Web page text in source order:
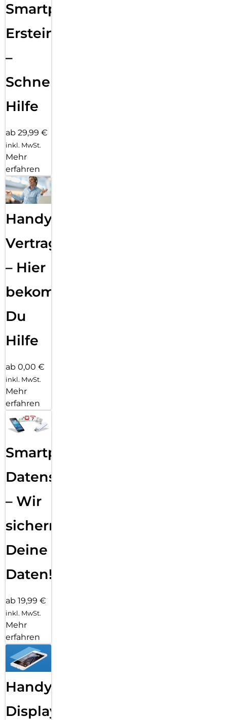
Smartphone
Ersteinrichtung
–
Schnelle
Hilfe
ab 29,99 €
inkl. MwSt.
Mehr
erfahren
Handy
Vertragsabwicklung
– Hier
bekommst
Du
Hilfe
ab 0,00 €
inkl. MwSt.
Mehr
erfahren
Smartphone
Datensicherung
– Wir
sichern
Deine
Daten!
ab 19,99 €
inkl. MwSt.
Mehr
erfahren
Handy
Displayfolie